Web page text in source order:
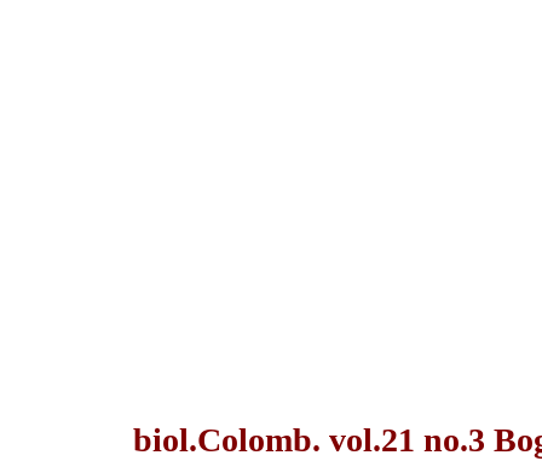
biol.Colomb. vol.21 no.3